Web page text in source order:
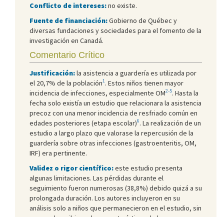
Conflicto de intereses:no existe.
Fuente de financiación:Gobierno de Québec y
diversas fundaciones y sociedades para el fomento de la
investigación en Canadá.
Comentario Crítico
Justificación:la asistencia a guardería es utilizada por
el 20,7% de la población1. Estos niños tienen mayor
incidencia de infecciones, especialmente OM2-5. Hasta la
fecha solo existía un estudio que relacionara la asistencia
precoz con una menor incidencia de resfriado común en
edades posteriores (etapa escolar)6. La realización de un
estudio a largo plazo que valorase la repercusión de la
guardería sobre otras infecciones (gastroenteritis, OM,
IRF) era pertinente.
Validez o rigor científico:este estudio presenta
algunas limitaciones. Las pérdidas durante el
seguimiento fueron numerosas (38,8%) debido quizá a su
prolongada duración. Los autores incluyeron en su
análisis solo a niños que permanecieron en el estudio, sin